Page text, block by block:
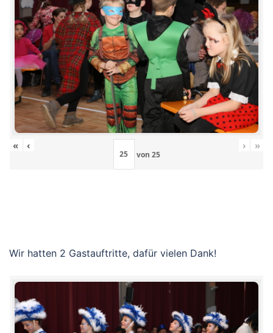
« ‹
von 25
› »
Wir hatten 2 Gastauftritte, dafür vielen Dank!